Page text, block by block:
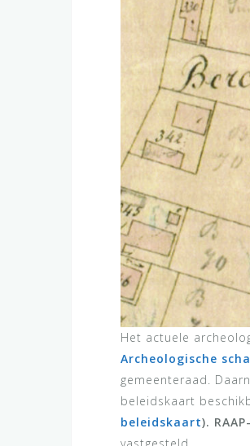
Het actuele
Archeologische
gemeenteraad.
beleidskaart
beleidskaart).